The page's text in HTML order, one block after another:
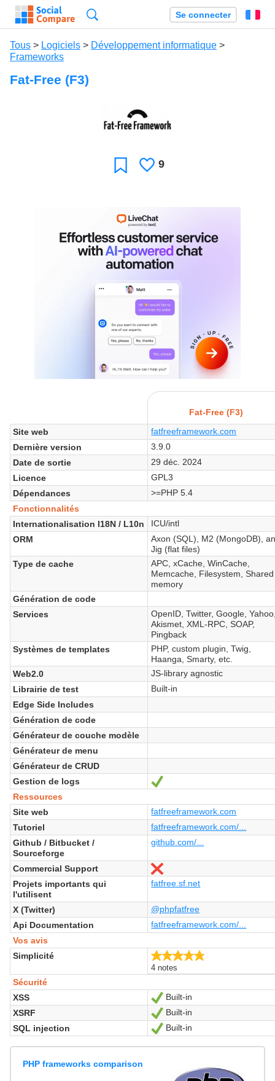
Se connecter
Tous > Logiciels > Développement informatique >
Frameworks
Fat-Free (F3)
Favori J'aime
9
Fat-Free (F3)
Site web
fatfreeframework.com
Dernière version
3.9.0
Date de sortie
29 déc. 2024
Licence
GPL3
Dépendances
>=PHP 5.4
Fonctionnalités
Internationalisation I18N / L10n
ICU/intl
ORM
Axon (SQL), M2 (MongoDB),
Jig (flat files)
Type de cache
APC, xCache, WinCache,
Memcache, Filesystem, Shared
memory
Génération de code
Services
OpenID, Twitter, Google,
Akismet, XML-RPC, SOAP,
Pingback
Systèmes de templates
PHP, custom plugin, Twig,
Haanga, Smarty, etc.
Web2.0
JS-library agnostic
Librairie de test
Built-in
Edge Side Includes
Génération de code
Générateur de couche modèle
Générateur de menu
Générateur de CRUD
Gestion de logs
Oui
Ressources
Site web
fatfreeframework.com
Tutoriel
fatfreeframework.com/...
Github / Bitbucket /
Sourceforge
github.com/...
Commercial Support
Non
Projets importants qui
l'utilisent
fatfree.sf.net
X (Twitter)
@phpfatfree
Api Documentation
fatfreeframework.com/...
Vos avis
Simplicité
4 notes
Sécurité
XSS
Oui
Built-in
XSRF
Oui
Built-in
SQL injection
Oui
Built-in
PHP frameworks comparison